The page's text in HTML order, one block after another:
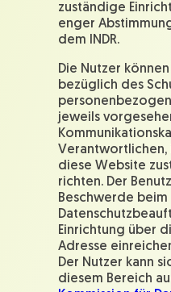
zuständige
enger
dem INDR.
Die Nutzer
bezüglich des
jeweils
Verantwortlichen,
diese Website
richten. Der
Beschwerde beim
Einrichtung über
Adresse
Der Nutzer kann
diesem Bereich